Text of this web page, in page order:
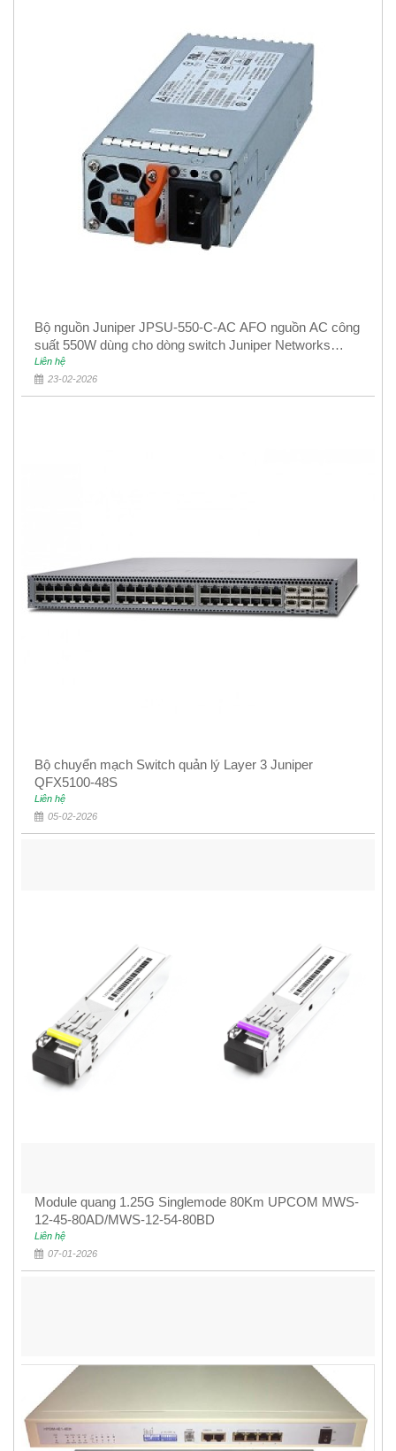
Bộ nguồn Juniper JPSU-550-C-AC AFO nguồn AC công
suất 550W dùng cho dòng switch Juniper Networks
EX4400
Liên hệ
23-02-2026
Bộ chuyển mạch Switch quản lý Layer 3 Juniper
QFX5100-48S
Liên hệ
05-02-2026
Module quang 1.25G Singlemode 80Km UPCOM MWS-
12-45-80AD/MWS-12-54-80BD
Liên hệ
07-01-2026